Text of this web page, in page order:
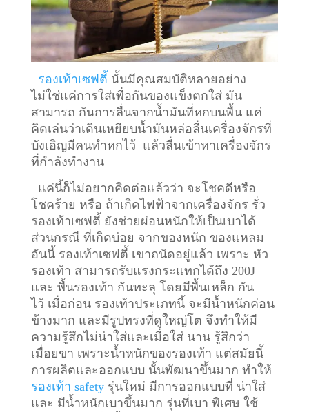
รองเท้าเซฟตี้ นั้นมีคุณสมบัติหลายอย่าง
ไม่ใช่แค่การใส่เพื่อกันของแข็งตกใส่ มัน
สามารถ กันการลื่นจากน้ำมันที่หกบนพื้น แค่
คิดเล่นว่าเดินเหยียบน้ำมันหล่อลื่นเครื่องจักรที่
บังเอิญมีคนทำหกไว้ แล้วลื่นเข้าหาเครื่องจักร
ที่กำลังทำงาน
แค่นี้ก็ไม่อยากคิดต่อแล้วว่า จะโชคดีหรือ
โชคร้าย หรือ ถ้าเกิดไฟฟ้าจากเครื่องจักร รั่ว
รองเท้าเซฟตี้ ยังช่วยผ่อนหนักให้เป็นเบาได้
ส่วนกรณี ที่เกิดบ่อย จากของหนัก ของแหลม
อันนี้ รองเท้าเซฟตี้ เขาถนัดอยู่แล้ว เพราะ หัว
รองเท้า สามารถรับแรงกระแทกได้ถึง 200J
และ พื้นรองเท้า กันทะลุ โดยมีพื้นเหล็ก กัน
ไว้ เมื่อก่อน รองเท้าประเภทนี้ จะมีน้ำหนักค่อน
ข้างมาก และมีรูปทรงที่ดูใหญ่โต จึงทำให้มี
ความรู้สึกไม่น่าใส่และเมื่อใส่ นาน รู้สึกว่า
เมื่อยขา เพราะน้ำหนักของรองเท้า แต่สมัยนี้
การผลิตและออกแบบ นั้นพัฒนาขึ้นมาก ทำให้
รองเท้า safetyรุ่นใหม่ มีการออกแบบที่ น่าใส่
และ มีน้ำหนักเบาขึ้นมาก รุ่นที่เบา พิเศษ ใช้